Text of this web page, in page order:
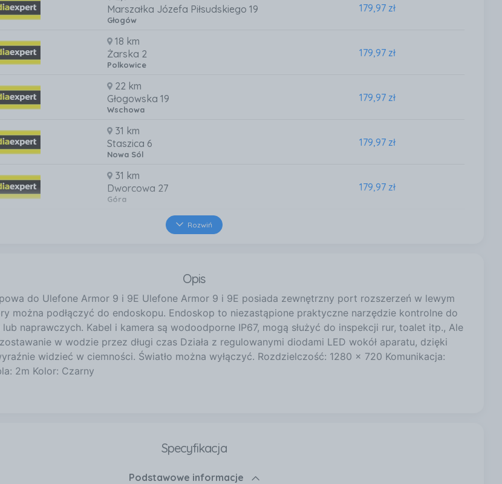
Marszałka Józefa Piłsudskiego 19
Głogów
179,97 zł
18 km
Żarska 2
Polkowice
179,97 zł
22 km
Głogowska 19
Wschowa
179,97 zł
31 km
Staszica 6
Nowa Sól
179,97 zł
31 km
Dworcowa 27
Góra
179,97 zł
Prof. Józefa Zwierzyckiego 3
40 km
Aleje Konstytucji 3 Maja 12
Leszno
179,97 zł
40 km
Rozwiń
Opis
do Ulefone Armor 9 i 9E Ulefone Armor 9 i 9E posiada zewnętrzny port rozszerzeń w lewym
można podłączyć do endoskopu. Endoskop to niezastąpione praktyczne narzędzie kontrolne do
naprawczych. Kabel i kamera są wodoodporne IP67, mogą służyć do inspekcji rur, toalet itp., Ale
w wodzie przez długi czas Działa z regulowanymi diodami LED wokół aparatu, dzięki
widzieć w ciemności. Światło można wyłączyć. Rozdzielczość: 1280 x 720 Komunikacja:
2m Kolor: Czarny
Specyfikacja
Podstawowe informacje